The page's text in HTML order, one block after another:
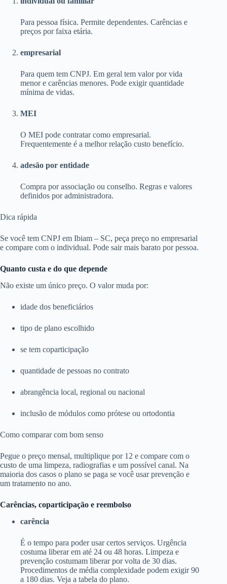
Para pessoa física. Permite dependentes. Carências e
preços por faixa etária.
empresarial
Para quem tem CNPJ. Em geral tem valor por vida
menor e carências menores. Pode exigir quantidade
mínima de vidas.
MEI
O MEI pode contratar como empresarial.
Frequentemente é a melhor relação custo benefício.
adesão por entidade
Compra por associação ou conselho. Regras e valores
definidos por administradora.
Dica rápida
Se você tem CNPJ em Ibiam – SC, peça preço no empresarial
e compare com o individual. Pode sair mais barato por pessoa.
Quanto custa e do que depende
Não existe um único preço. O valor muda por:
idade dos beneficiários
tipo de plano escolhido
se tem coparticipação
quantidade de pessoas no contrato
abrangência local, regional ou nacional
inclusão de módulos como prótese ou ortodontia
Como comparar com bom senso
Pegue o preço mensal, multiplique por 12 e compare com o
custo de uma limpeza, radiografias e um possível canal. Na
maioria dos casos o plano se paga se você usar prevenção e
um tratamento no ano.
Carências, coparticipação e reembolso
carência
É o tempo para poder usar certos serviços. Urgência
costuma liberar em até 24 ou 48 horas. Limpeza e
prevenção costumam liberar por volta de 30 dias.
Procedimentos de média complexidade podem exigir 90
a 180 dias. Veja a tabela do plano.